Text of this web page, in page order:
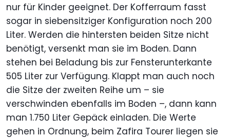
nur für Kinder geeignet. Der Kofferraum fasst
sogar in siebensitziger Konfiguration noch 200
Liter. Werden die hintersten beiden Sitze nicht
benötigt, versenkt man sie im Boden. Dann
stehen bei Beladung bis zur Fensterunterkante
505 Liter zur Verfügung. Klappt man auch noch
die Sitze der zweiten Reihe um – sie
verschwinden ebenfalls im Boden –, dann kann
man 1.750 Liter Gepäck einladen. Die Werte
gehen in Ordnung, beim Zafira Tourer liegen sie